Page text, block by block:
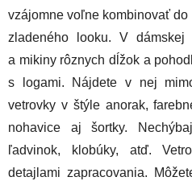
vzájomne voľne kombinovať
zladeného looku. V
a mikiny rôznych dĺžok a
s logami. Nájdete v nej
vetrovky v štýle anorak,
nohavice aj šortky.
ľadvinok, klobúky, atď.
detajlami zapracovania.